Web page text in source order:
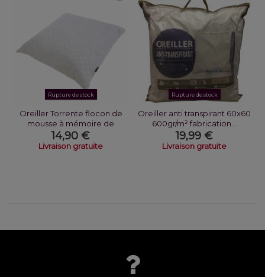
Rupture de stock
Oreiller Torrente flocon de
mousse à mémoire de
forme...
14,90 €
Livraison gratuite
Rupture de stock
Oreiller anti transpirant 60x60
600gr/m² fabrication...
19,99 €
Livraison gratuite